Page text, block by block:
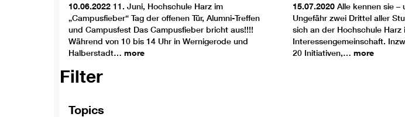
10.06.2022 11. Juni, Hochschule Harz im
„Campusfieber“ Tag der offenen Tür, Alumni-Treffen
und Campusfest Das Campusfieber bricht aus!!!!
Während von 10 bis 14 Uhr in Wernigerode und
Halberstadt… more
15.07.2020Alle kennen sie –
Ungefähr zwei Drittel aller
sich an der Hochschule Harz
Interessengemeinschaft.
20 Initiativen,…more
Filter
Topics